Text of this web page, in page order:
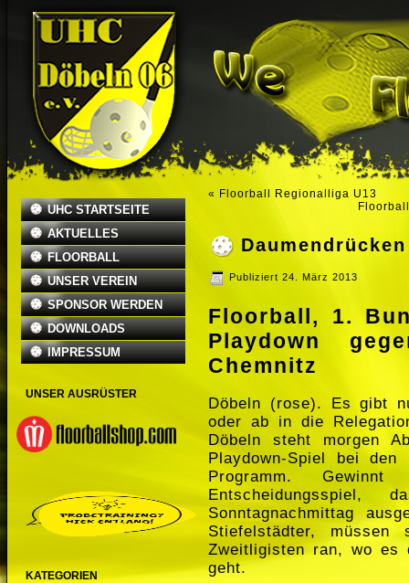
UHC STARTSEITE
AKTUELLES
FLOORBALL
UNSER VEREIN
SPONSOR WERDEN
DOWNLOADS
IMPRESSUM
UNSER AUSRÜSTER
KATEGORIEN
« Floorball Regionalliga U13
Publiziert 24. März 2013
Floorball, 1.
Playdown
Chemnitz
Döbeln (rose). Es gibt
oder ab in die
Döbeln steht morgen
Playdown-Spiel bei
Programm.
Sonntagnachmittag
Stiefelstädter,
Zweitligisten ran, wo es
geht.